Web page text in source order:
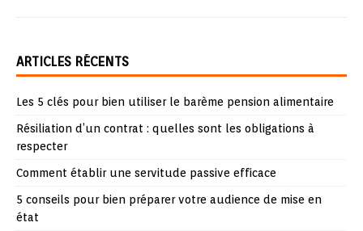
ARTICLES RÉCENTS
Les 5 clés pour bien utiliser le barème pension alimentaire
Résiliation d’un contrat : quelles sont les obligations à
respecter
Comment établir une servitude passive efficace
5 conseils pour bien préparer votre audience de mise en
état